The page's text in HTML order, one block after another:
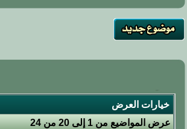
خيارات العرض
عرض المواضيع من 1 إلى 20 من 24